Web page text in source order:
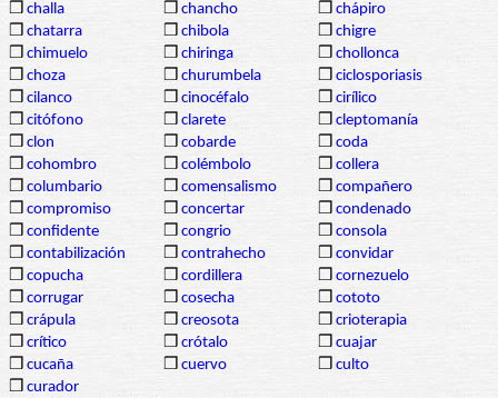
❒ challa ❒ chancho ❒ chápiro
❒ chatarra ❒ chibola ❒ chigre
❒ chimuelo ❒ chiringa ❒ chollonca
❒ choza ❒ churumbela ❒ ciclosporiasis
❒ cilanco ❒ cinocéfalo ❒ cirílico
❒ citófono ❒ clarete ❒ cleptomanía
❒ clon ❒ cobarde ❒ coda
❒ cohombro ❒ colémbolo ❒ collera
❒ columbario ❒ comensalismo ❒ compañero
❒ compromiso ❒ concertar ❒ condenado
❒ confidente ❒ congrio ❒ consola
❒ contabilización ❒ contrahecho ❒ convidar
❒ copucha ❒ cordillera ❒ cornezuelo
❒ corrugar ❒ cosecha ❒ cototo
❒ crápula ❒ creosota ❒ crioterapia
❒ crítico ❒ crótalo ❒ cuajar
❒ cucaña ❒ cuervo ❒ culto
❒ curador